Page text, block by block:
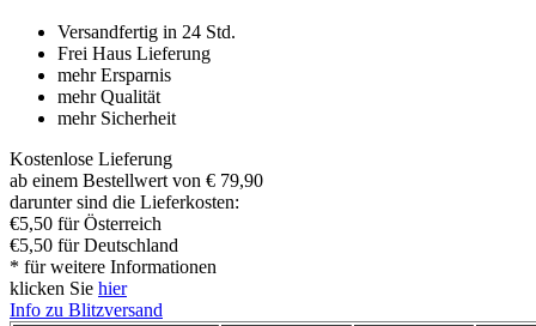
Versandfertig in 24 Std.
Frei Haus Lieferung
mehr Ersparnis
mehr Qualität
mehr Sicherheit
Kostenlose Lieferung
ab einem Bestellwert von € 79,90
darunter sind die Lieferkosten:
€5,50 für Österreich
€5,50 für Deutschland
* für weitere Informationen
klicken Sie hier
Info zu Blitzversand